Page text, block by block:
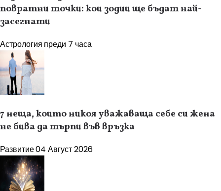
повратни точки: кои зодии ще бъдат най-
засегнати
Астрология преди 7 часа
7 неща, които никоя уважаваща себе си жена
не бива да търпи във връзка
Развитие04 Август 2026